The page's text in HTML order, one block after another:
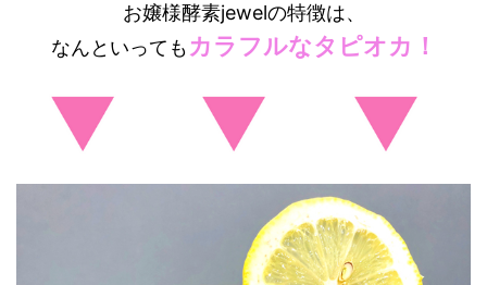
お嬢様酵素jewelの特徴は、
なんといっても カラフルなタピオカ！